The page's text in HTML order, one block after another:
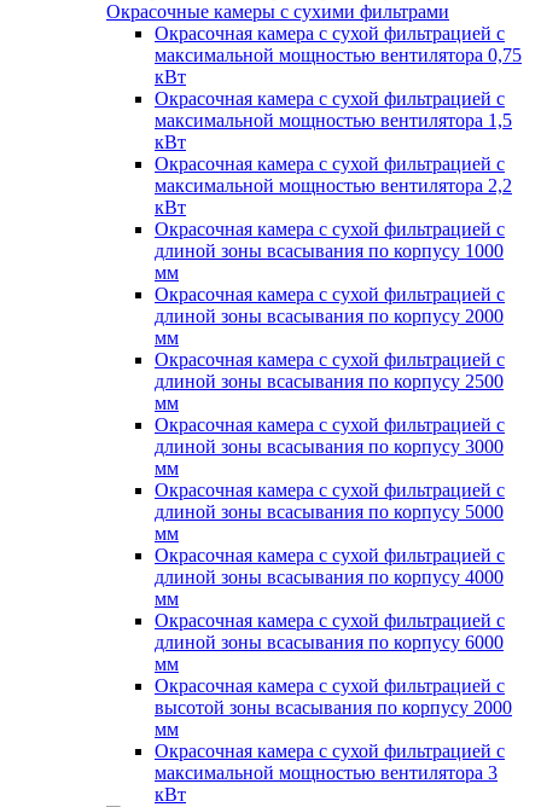
Окрасочные камеры с сухими фильтрами
Окрасочная камера с сухой фильтрацией с
максимальной мощностью вентилятора 0,75
кВт
Окрасочная камера с сухой фильтрацией с
максимальной мощностью вентилятора 1,5
кВт
Окрасочная камера с сухой фильтрацией с
максимальной мощностью вентилятора 2,2
кВт
Окрасочная камера с сухой фильтрацией с
длиной зоны всасывания по корпусу 1000
мм
Окрасочная камера с сухой фильтрацией с
длиной зоны всасывания по корпусу 2000
мм
Окрасочная камера с сухой фильтрацией с
длиной зоны всасывания по корпусу 2500
мм
Окрасочная камера с сухой фильтрацией с
длиной зоны всасывания по корпусу 3000
мм
Окрасочная камера с сухой фильтрацией с
длиной зоны всасывания по корпусу 5000
мм
Окрасочная камера с сухой фильтрацией с
длиной зоны всасывания по корпусу 4000
мм
Окрасочная камера с сухой фильтрацией с
длиной зоны всасывания по корпусу 6000
мм
Окрасочная камера с сухой фильтрацией с
высотой зоны всасывания по корпусу 2000
мм
Окрасочная камера с сухой фильтрацией с
максимальной мощностью вентилятора 3
кВт